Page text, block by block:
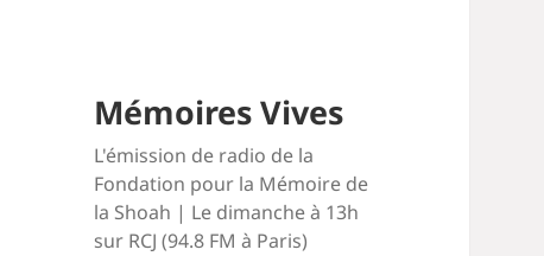
Mémoires Vives
L'émission de radio de la
Fondation pour la Mémoire de
la Shoah | Le dimanche à 13h
sur RCJ (94.8 FM à Paris)